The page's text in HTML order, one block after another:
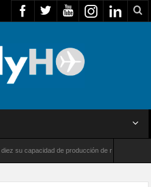
de producción de radares en Brasil